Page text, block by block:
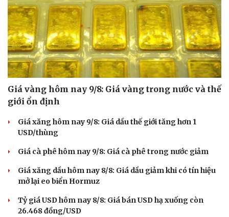
Giá vàng hôm nay 9/8: Giá vàng trong nước và thế
giới ổn định
Giá xăng hôm nay 9/8: Giá dầu thế giới tăng hơn 1
USD/thùng
Giá cà phê hôm nay 9/8: Giá cà phê trong nước giảm
Giá xăng dầu hôm nay 8/8: Giá dầu giảm khi có tín hiệu
mở lại eo biển Hormuz
Tỷ giá USD hôm nay 8/8: Giá bán USD hạ xuống còn
26.468 đồng/USD